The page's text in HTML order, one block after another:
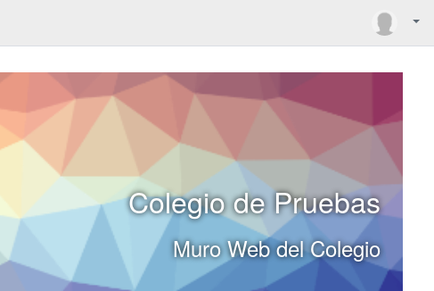
Colegio de Pruebas
Muro Web del Colegio